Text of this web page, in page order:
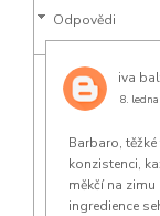
Odpovědi
iva
8.
Barbaro,
konzistenci,
měkčí na
ingredience